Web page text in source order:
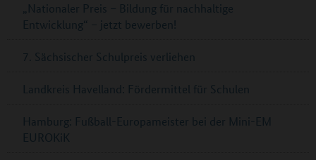
„Nationaler Preis – Bildung für nachhaltige
Entwicklung“ – jetzt bewerben!
7. Sächsischer Schulpreis verliehen
Landkreis Havelland: Fördermittel für Schulen
Hamburg: Fußball-Europameister bei der Mini-EM
EUROKiK